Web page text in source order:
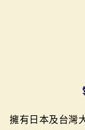
擁有日本及台灣